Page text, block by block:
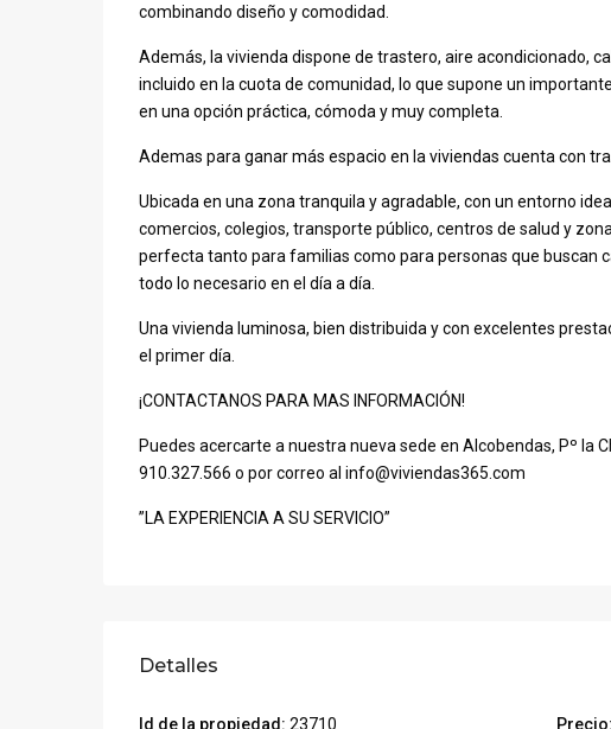
combinando diseño y comodidad.
Además, la vivienda dispone de trastero, aire acondicionado,
incluido en la cuota de comunidad, lo que supone un
en una opción práctica, cómoda y muy completa.
Ademas para ganar más espacio en la viviendas cuenta con
Ubicada en una zona tranquila y agradable, con un entorno
comercios, colegios, transporte público, centros de salud y
perfecta tanto para familias como para personas que buscan
todo lo necesario en el día a día.
Una vivienda luminosa, bien distribuida y con excelentes
el primer día.
¡CONTACTANOS PARA MAS INFORMACIÓN!
Puedes acercarte a nuestra nueva sede en Alcobendas, Pº la
910.327.566 o por correo al info@viviendas365.com
”LA EXPERIENCIA A SU SERVICIO”
Detalles
Id de la propiedad: 23710 Precio: